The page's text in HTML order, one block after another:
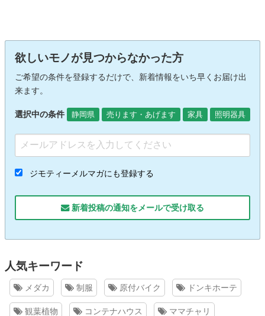
欲しいモノが見つからなかった方
ご希望の条件を登録するだけで、新着情報をいち早くお届け出
来ます。
選択中の条件 静岡県 売ります・あげます 家具 照明器具
ジモティーメルマガにも登録する
新着投稿の通知をメールで受け取る
人気キーワード
メダカ 制服 原付バイク ドンキホーテ
観葉植物 コンテナハウス ママチャリ